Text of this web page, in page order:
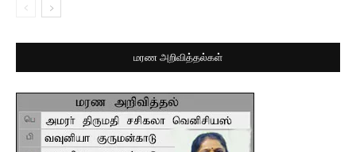
மரண அறிவித்தல்கள்